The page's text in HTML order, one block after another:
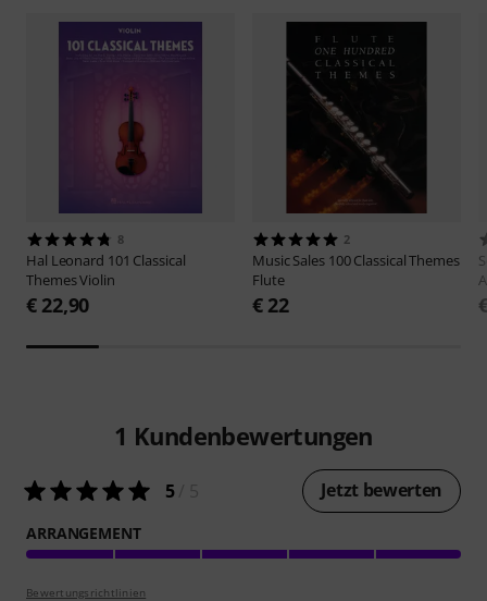
8
Hal Leonard 101 Classical
Themes Violin
€ 22,90
2
Music Sales 100 Classical Themes
Flute
€ 22
1 Kundenbewertungen
5/ 5 Jetzt bewerten
ARRANGEMENT
Bewertungsrichtlinien